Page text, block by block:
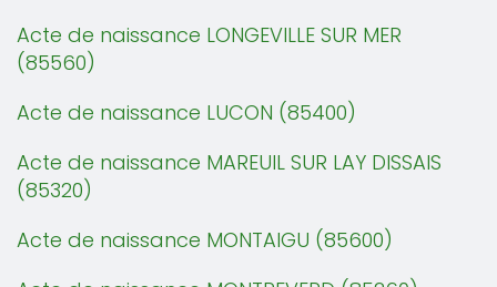
Acte de naissance LONGEVILLE SUR MER
(85560)
Acte de naissance LUCON (85400)
Acte de naissance MAREUIL SUR LAY DISSAIS
(85320)
Acte de naissance MONTAIGU (85600)